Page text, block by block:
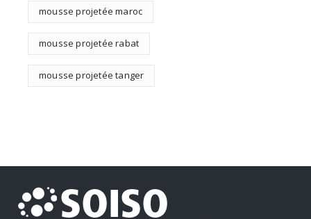
mousse projetée maroc
mousse projetée rabat
mousse projetée tanger